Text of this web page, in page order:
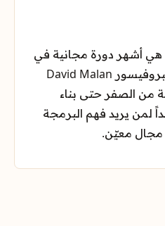
هي أشهر دورة مجانية في
علوم الحاسوب. يقدمها البروفيسور David Malan
من الصفر حتى بناء
لمن يريد فهم البرمجة
معيّن.